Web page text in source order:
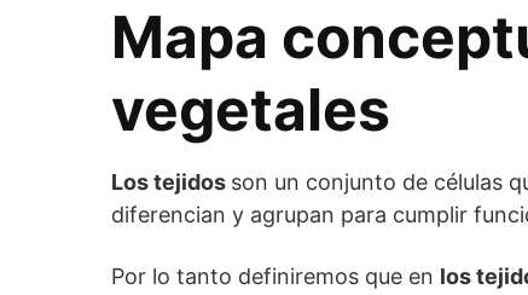
Mapa
vegetales
Los tejidos son un conjunto de células
diferencian y agrupan para cumplir
Por lo tanto definiremos que en los